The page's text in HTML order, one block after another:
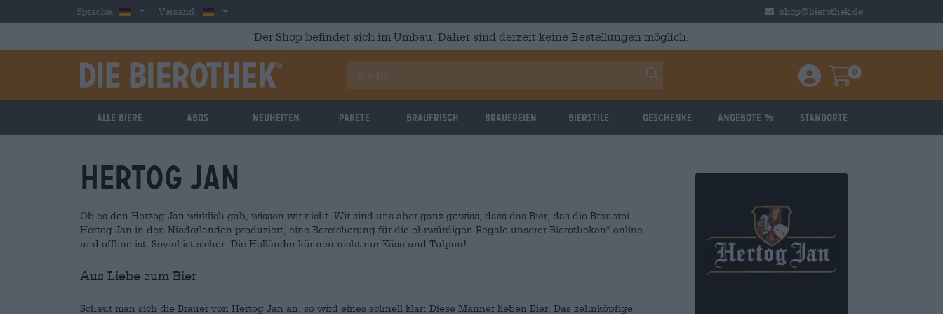
Skip to main contentSprache: GermanVersand: Deutschland shop@bierothek.de
Der Shop befindet sich im Umbau. Daher sind derzeit keine Bestellungen möglich.
Einloggen / Anmelden
Warenkorb
0
Alle Biere Abos Neuheiten Pakete Braufrisch Brauereien Bierstile Geschenke Angebote % Standorte
Hertog Jan
Ob es den Herzog Jan wirklich gab, wissen wir nicht. Wir sind uns aber ganz gewiss, dass das Bier, das die Brauerei
Hertog Jan in den Niederlanden produziert, eine Bereicherung für die ehrwürdigen Regale unserer Bierotheken ®
online
und offline ist. Soviel ist sicher: Die Holländer können nicht nur Käse und Tulpen!
Aus Liebe zum Bier
Schaut man sich die Brauer von Hertog Jan an, so wird eines schnell klar: Diese Männer lieben Bier. Das zehnköpfige